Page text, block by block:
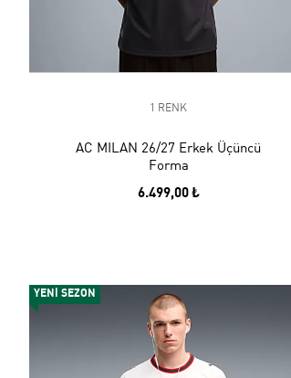
1 RENK
AC MILAN 26/27 Erkek Üçüncü
Forma
6.499,00 ₺
YENİ SEZON